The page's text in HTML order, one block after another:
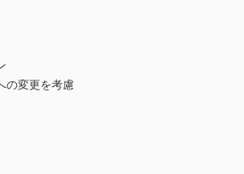
の変更を考慮